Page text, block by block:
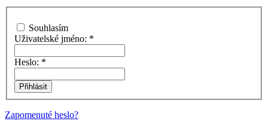
Souhlasím
Uživatelské jméno: *
Heslo: *
Zapomenuté heslo?